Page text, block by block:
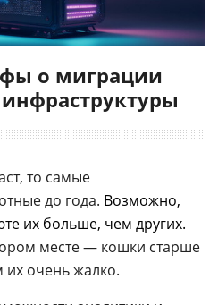
о миграции
то самые
до года. Возможно,
их больше, чем других.
месте — кошки старше
их очень жалко.